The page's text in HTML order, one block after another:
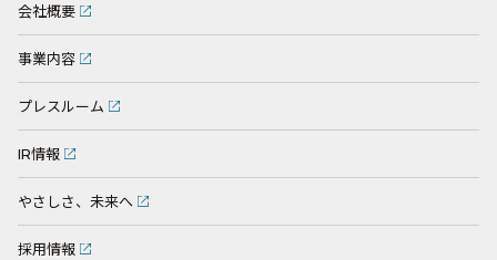
会社概要
事業内容
プレスルーム
IR情報
やさしさ、未来へ
採用情報